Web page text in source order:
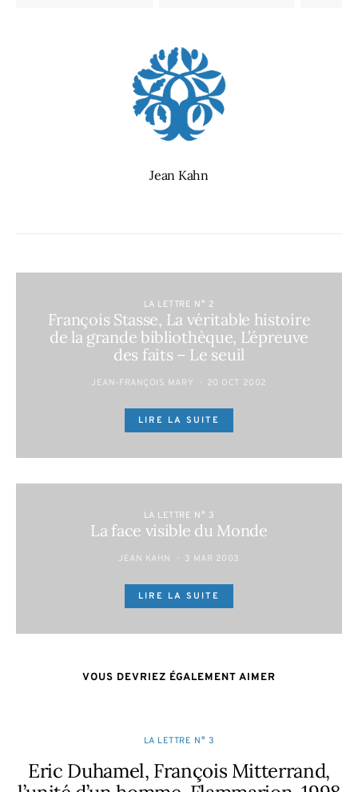
Jean Kahn
LA LETTRE N° 2
François Stasse, La véritable histoire
de la grande bibliothèque, L’épreuve
des faits – Le seuil
JEAN-FRANÇOIS MARY 20 OCT 2002
LIRE LA SUITE
LA LETTRE N° 3
La face visible du Monde
JEAN KAHN 3 MAR 2003
LIRE LA SUITE
VOUS DEVRIEZ ÉGALEMENT AIMER
LA LETTRE N° 3
Eric Duhamel, François Mitterrand,